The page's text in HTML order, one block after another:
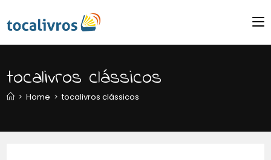
tocalivros clássicos
> Home > tocalivros clássicos